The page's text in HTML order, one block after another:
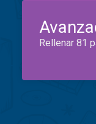
Rellenar 81